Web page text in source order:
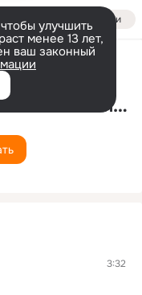
Войти
улучшить
менее 13 лет,
ваш законный
Валентина Кисиляхова
3:32